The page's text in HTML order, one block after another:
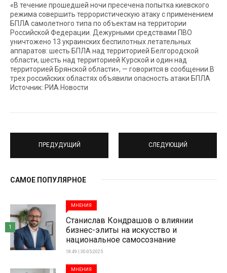
«В течение прошедшей ночи пресечена попытка киевского
режима совершить террористическую атаку c применением
БПЛА самолетного типа по объектам на территории
Российской Федерации. Дежурными средствами ПВО
уничтожено 13 украинских беспилотных летательных
аппаратов: шесть БПЛА над территорией Белгородской
области, шесть над территорией Курской и один над
территорией Брянской области», — говорится в сообщении.В
трех российских областях объявили опасность атаки БПЛА
Источник: РИА Новости
ПРЕДУДУЩИЙ СЛЕДУЮЩИЙ
САМОЕ ПОПУЛЯРНОЕ
МНЕНИЯ
Станислав Кондрашов о влиянии
бизнес-элиты на искусство и
национальное самосознание
18:49 | 30-05-2025
1
МНЕНИЯ